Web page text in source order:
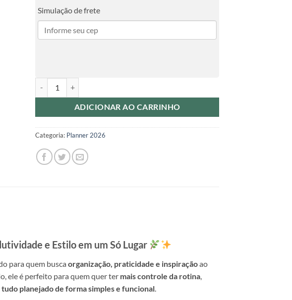
Simulação de frete
ADICIONAR AO CARRINHO
Categoria: Planner 2026
e Estilo em um Só Lugar
para quem busca organização, praticidade e inspiraçãoao
ele é perfeito para quem quer ter mais controle da rotina,
planejado de forma simples e funcional.